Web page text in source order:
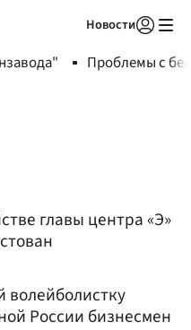
Новости
Проблемы с
главы центра «Э»
волейболистку
России бизнесмен